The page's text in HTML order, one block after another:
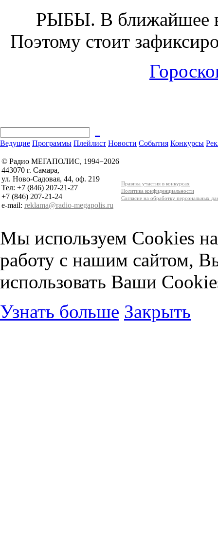
РЫБЫ. В ближайшее
Поэтому стоит
Ведущие Программы Плейлист Новости События Конкурсы
© Радио МЕГАПОЛИС, 1994−2026
443070 г. Самара,
ул. Ново-Садовая, 44, оф. 219
Тел: +7 (846) 207-21-27
+7 (846) 207-21-24
e-mail: reklama@radio-megapolis.ru
Правила участия в конкурсах
Политика конфиденциальности
Согласие на обработку персональных
Мы используем Cookies
работу с нашим сайтом,
использовать Ваши
Узнать больше Закрыть